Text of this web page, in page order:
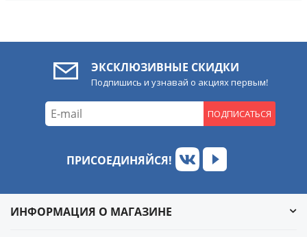
ЭКСКЛЮЗИВНЫЕ СКИДКИ
Подпишись и узнавай о акциях первым!
ПОДПИСАТЬСЯ
ПРИСОЕДИНЯЙСЯ!
ИНФОРМАЦИЯ О МАГАЗИНЕ